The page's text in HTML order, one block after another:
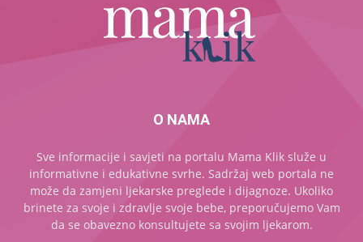
O NAMA
Sve informacije i savjeti na portalu Mama Klik služe u
informativne i edukativne svrhe. Sadržaj web portala ne
može da zamjeni ljekarske preglede i dijagnoze. Ukoliko
brinete za svoje i zdravlje svoje bebe, preporučujemo Vam
da se obavezno konsultujete sa svojim ljekarom.